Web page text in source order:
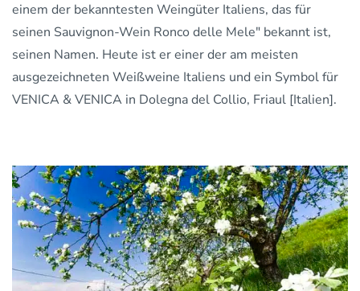
einem der bekanntesten Weingüter Italiens, das für
seinen Sauvignon-Wein Ronco delle Mele" bekannt ist,
seinen Namen. Heute ist er einer der am meisten
ausgezeichneten Weißweine Italiens und ein Symbol für
VENICA & VENICA in Dolegna del Collio, Friaul [Italien].